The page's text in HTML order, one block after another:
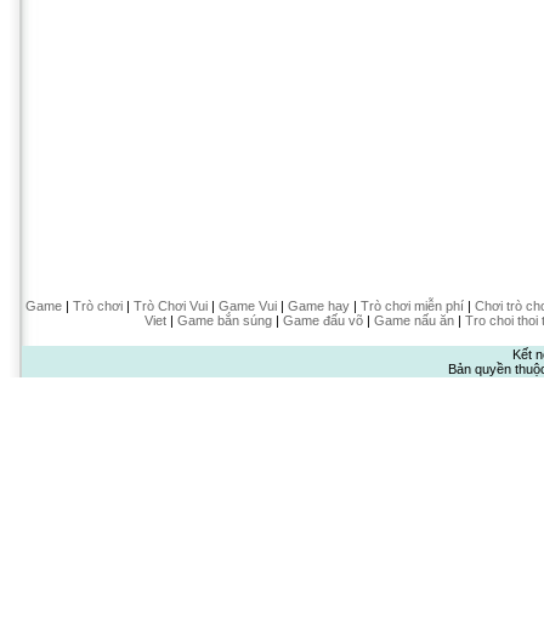
Game| Trò chơi| Trò Chơi Vui| Game Vui| Game hay| Trò chơi miễn phí| Chơi trò
Viet| Game bắn súng| Game đấu võ| Game nấu ăn| Tro choi thoi
Kết
Bản quyền